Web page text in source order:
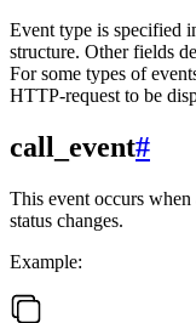
Event type is specified
structure. Other fields
For some types of
HTTP-request to be
call_event#
This event occurs
status changes.
Example: